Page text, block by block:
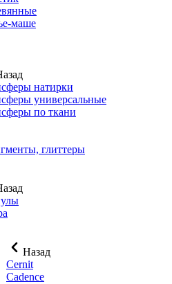
маше
натирки
универсальные
по ткани
глиттеры
Назад
Cernit
Cadence